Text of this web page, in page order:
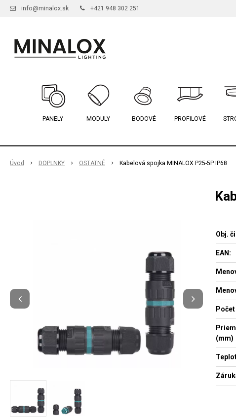
info@minalox.sk +421 948 302 251
PANELY MODULY BODOVÉ PROFILOVÉ
Úvod DOPLNKY OSTATNÉ Kabelová spojka MINALOX P25-5P IP68
Obj.
EAN:
(mm)